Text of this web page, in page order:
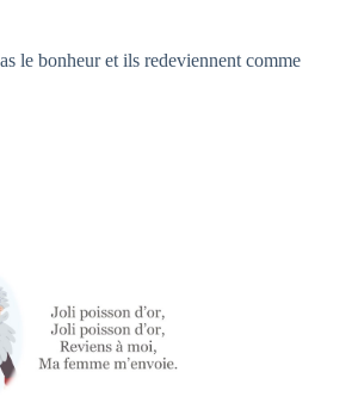
le bonheur et ils redeviennent comme